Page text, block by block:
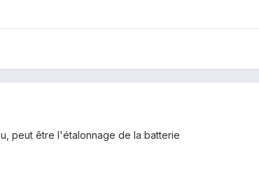
peut être l'étalonnage de la batterie